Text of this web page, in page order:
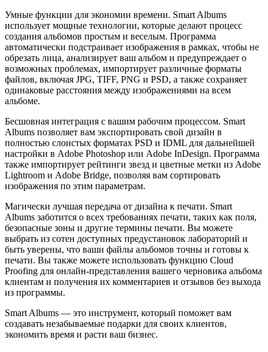
Умные функции для экономии времени. Smart Albums
использует мощные технологии, которые делают процесс
создания альбомов простым и веселым. Программа
автоматически подстраивает изображения в рамках, чтобы не
обрезать лица, анализирует ваш альбом и предупреждает о
возможных проблемах, импортирует различные форматы
файлов, включая JPG, TIFF, PNG и PSD, а также сохраняет
одинаковые расстояния между изображениями на всем
альбоме.
Бесшовная интеграция с вашим рабочим процессом. Smart
Albums позволяет вам экспортировать свой дизайн в
полностью слоистых форматах PSD и IDML для дальнейшей
настройки в Adobe Photoshop или Adobe InDesign. Программа
также импортирует рейтинги звезд и цветные метки из Adobe
Lightroom и Adobe Bridge, позволяя вам сортировать
изображения по этим параметрам.
Магически лучшая передача от дизайна к печати. Smart
Albums заботится о всех требованиях печати, таких как поля,
безопасные зоны и другие термины печати. Вы можете
выбрать из сотен доступных предустановок лабораторий и
быть уверены, что ваши файлы альбомов точны и готовы к
печати. Вы также можете использовать функцию Cloud
Proofing для онлайн-представления вашего черновика альбома
клиентам и получения их комментариев и отзывов без выхода
из программы.
Smart Albums — это инструмент, который поможет вам
создавать незабываемые подарки для своих клиентов,
экономить время и расти ваш бизнес.